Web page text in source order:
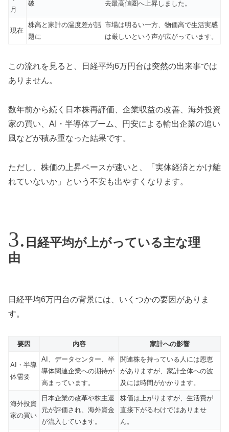
月
破 去最高値圏へ上昇しました。
現在
株高と家計の温度差が話
題に
市場は明るい一方、物価高で生活実感
は厳しいという声が広がっています。
この流れを見ると、日経平均6万円台は突然の出来事では
ありません。
数年前から続く日本株再評価、企業収益の改善、海外投資
家の買い、AI・半導体ブーム、円安による輸出企業の追い
風などが積み重なった結果です。
ただし、株価の上昇ペースが速いと、「実体経済とかけ離
れていないか」という不安も出やすくなります。
日経平均が上がっている主な理
由
日経平均6万円台の背景には、いくつかの要因がありま
す。
要因 内容 家計への影響
AI・半導
体需要
AI、データセンター、半
導体関連企業への期待が
高まっています。
関連株を持っている人には恩恵
がありますが、家計全体への波
及には時間がかかります。
海外投資
家の買い
日本企業の改革や株主還
元が評価され、海外資金
が流入しています。
株価は上がりますが、生活費が
直接下がるわけではありませ
ん。